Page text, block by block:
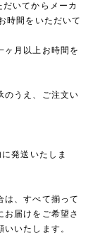
いてからメーカ
時間をいただいて
ヶ月以上お時間を
のうえ、ご注文い
発送いたしま
は、すべて揃って
届けをご希望さ
いたします。